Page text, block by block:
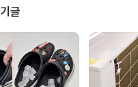
주를 한 잔 들이켜고 달콤한 생크림 케
면 마무리가 깔끔하다.소주에 삼겹살만
소주와 생크림 케이크 조합에 도전해보
맥주일본 음식인 다코야키는 맥주에 자
주는 아니다.하지만 짭짤한 다코야키와
근 잘..
글